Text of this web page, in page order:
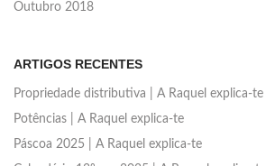
Outubro 2018
ARTIGOS RECENTES
Propriedade distributiva | A Raquel explica-te
Potências | A Raquel explica-te
Páscoa 2025 | A Raquel explica-te